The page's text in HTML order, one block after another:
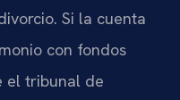
Si la cuenta
con fondos
el tribunal de